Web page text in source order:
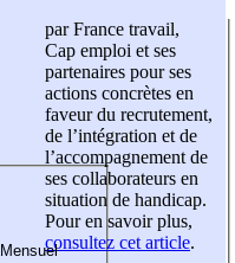
par France travail,
Cap emploi et ses
partenaires pour ses
actions concrètes en
faveur du recrutement,
de l’intégration et de
l’accompagnement de
ses collaborateurs en
situation de handicap.
Pour en savoir plus,
consultez cet article.